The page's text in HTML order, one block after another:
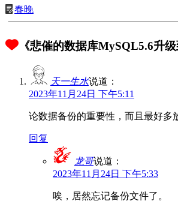
《悲催的数据库MySQL5.6升
天一生水说道：
2023年11月24日 下午5:11
论数据备份的重要性，而且最好多
回复
龙哥说道：
2023年11月24日 下午5:33
唉，居然忘记备份文件了。
春晚